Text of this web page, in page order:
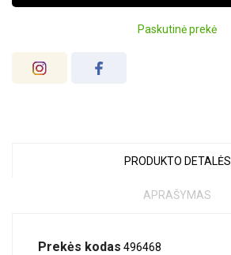
Paskutinė prekė
PRODUKTO DETALĖS
APRAŠYMAS
Prekės kodas 496468